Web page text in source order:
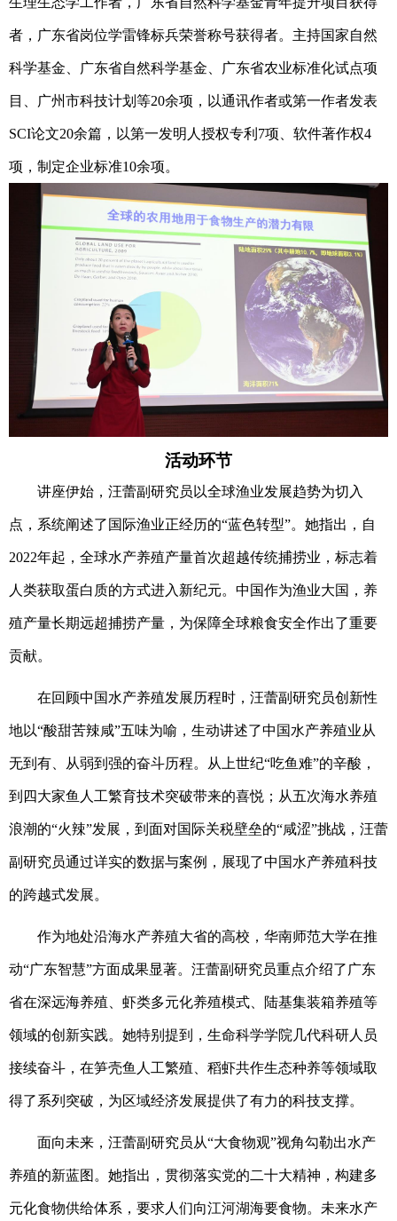
者，广东省岗位学雷锋标兵荣誉称号获得者。主持国家自然
科学基金、广东省自然科学基金、广东省农业标准化试点项
目、广州市科技计划等20余项，以通讯作者或第一作者发表
SCI论文20余篇，以第一发明人授权专利7项、软件著作权4
项，制定企业标准10余项。
活动环节
讲座伊始，汪蕾副研究员以全球渔业发展趋势为切入
点，系统阐述了国际渔业正经历的“蓝色转型”。她指出，自
2022年起，全球水产养殖产量首次超越传统捕捞业，标志着
人类获取蛋白质的方式进入新纪元。中国作为渔业大国，养
殖产量长期远超捕捞产量，为保障全球粮食安全作出了重要
贡献。
在回顾中国水产养殖发展历程时，汪蕾副研究员创新性
地以“酸甜苦辣咸”五味为喻，生动讲述了中国水产养殖业从
无到有、从弱到强的奋斗历程。从上世纪“吃鱼难”的辛酸，
到四大家鱼人工繁育技术突破带来的喜悦；从五次海水养殖
浪潮的“火辣”发展，到面对国际关税壁垒的“咸涩”挑战，汪蕾
副研究员通过详实的数据与案例，展现了中国水产养殖科技
的跨越式发展。
作为地处沿海水产养殖大省的高校，华南师范大学在推
动“广东智慧”方面成果显著。汪蕾副研究员重点介绍了广东
省在深远海养殖、虾类多元化养殖模式、陆基集装箱养殖等
领域的创新实践。她特别提到，生命科学学院几代科研人员
接续奋斗，在笋壳鱼人工繁殖、稻虾共作生态种养等领域取
得了系列突破，为区域经济发展提供了有力的科技支撑。
面向未来，汪蕾副研究员从“大食物观”视角勾勒出水产
养殖的新蓝图。她指出，贯彻落实党的二十大精神，构建多
元化食物供给体系，要求人们向江河湖海要食物。未来水产